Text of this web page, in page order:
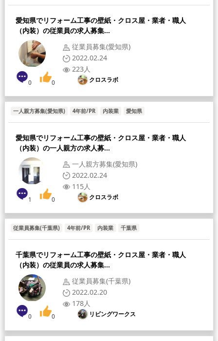
愛知県でリフォーム工事の壁紙・クロス屋・業者・職人
（内装）の従業員の求人募集...
従業員募集(愛知県)
2022.02.24
223人
クロスラボ
0 0
一人親方募集(愛知県) 4年前/PR 内装業 愛知県
愛知県でリフォーム工事の壁紙・クロス屋・業者・職人
（内装）の一人親方の求人募...
一人親方募集(愛知県)
2022.02.24
115人
クロスラボ
1 0
従業員募集(千葉県) 4年前/PR 内装業 千葉県
千葉県でリフォーム工事の壁紙・クロス屋・業者・職人
（内装）の従業員の求人募集...
従業員募集(千葉県)
2022.02.20
178人
リビングワークス
0 0